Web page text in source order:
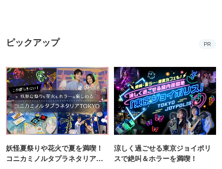
ピックアップ PR
妖怪夏祭りや花火で夏を満喫！
コニカミノルタプラネタリア
涼しく過ごせる東京ジョイポリ
スで絶叫＆ホラーを満喫！